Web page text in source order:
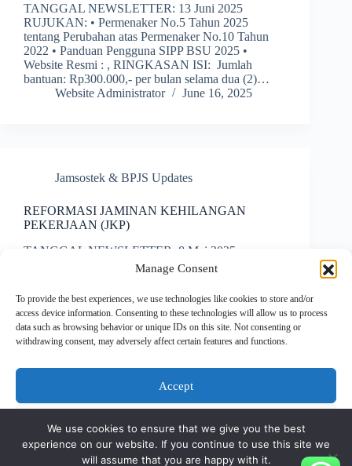
Manage Consent
To provide the best experiences, we use technologies like cookies to store and/or
access device information. Consenting to these technologies will allow us to process
data such as browsing behavior or unique IDs on this site. Not consenting or
withdrawing consent, may adversely affect certain features and functions.
Accept
View preferences
TANGGAL NEWSLETTER: 13 Juni 2025
RUJUKAN: • Permenaker No.5 Tahun 2025
tentang Perubahan atas Permenaker No.10 Tahun
2022 • Panduan Pengguna SIPP BSU 2025 •
Website Resmi : , RINGKASAN ISI: Jumlah
bantuan: Rp300.000,- per bulan selama dua (2)…
Website Administrator
June 16, 2025
Jamsostek & BPJS Updates
REFORMASI JAMINAN KEHILANGAN
PEKERJAAN (JKP)
TANGGAL NEWSLETTER: 8 Mei 2025
RUJUKAN: – PP No. 6 Tahun 2025 – PP No. 37
Tahun 2021 – UU No. 40 Tahun 2004 tentang SJSN
– UU No. 6 Tahun 2023 tentang Cipta Kerja –
Permenaker No. 7 &…
Website Administrator
May 9, 2025
We use cookies to ensure that we give you the best
experience on our website. If you continue to use this site we
will assume that you are happy with it.